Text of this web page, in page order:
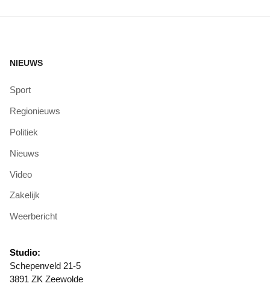
NIEUWS
Sport
Regionieuws
Politiek
Nieuws
Video
Zakelijk
Weerbericht
Studio:
Schepenveld 21-5
3891 ZK Zeewolde